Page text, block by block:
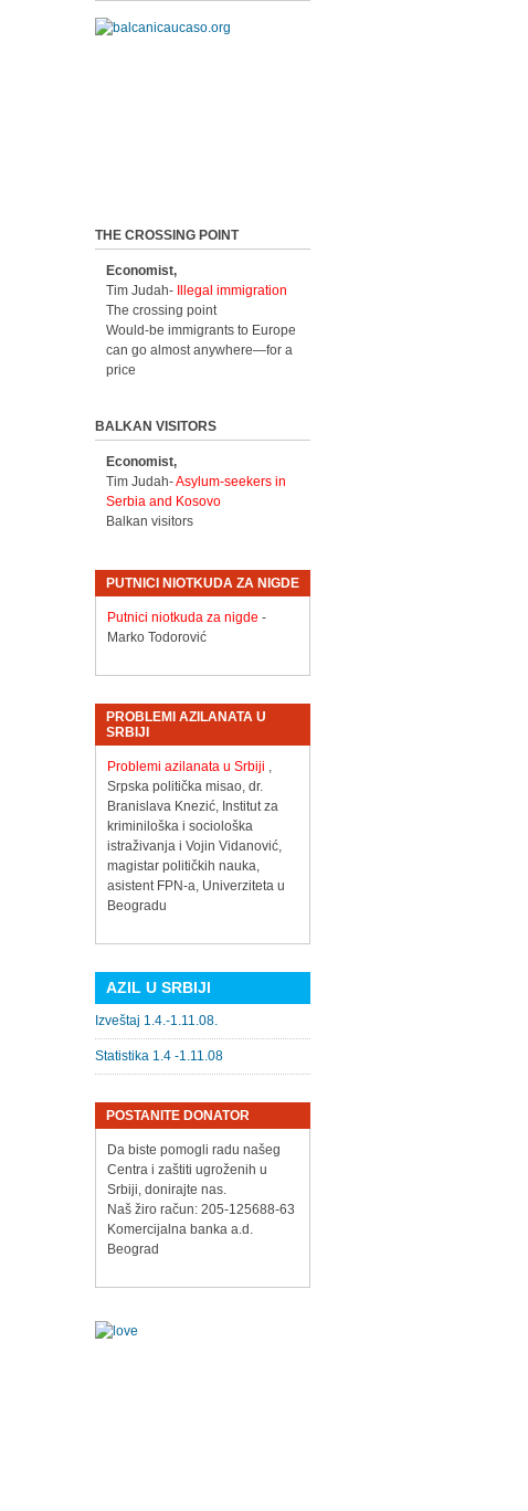
THE CROSSING POINT
Economist,
Tim Judah-
Illegal immigration
The crossing point
Would-be immigrants to Europe
can go almost anywhere—for a
price
BALKAN VISITORS
Economist,
Tim Judah-Asylum-seekers in
Serbia and Kosovo
Balkan visitors
PUTNICI NIOTKUDA ZA NIGDE
Putnici niotkuda za nigde -
Marko Todorović
PROBLEMI AZILANATA U
SRBIJI
Problemi azilanata u Srbiji ,
Srpska politička misao, dr.
Branislava Knezić, Institut za
kriminiloška i sociološka
istraživanja i Vojin Vidanović,
magistar političkih nauka,
asistent FPN-a, Univerziteta u
Beogradu
AZIL U SRBIJI
Izveštaj 1.4.-1.11.08.
Statistika 1.4 -1.11.08
POSTANITE DONATOR
Da biste pomogli radu našeg
Centra i zaštiti ugroženih u
Srbiji, donirajte nas.
Naš žiro račun: 205-125688-63
Komercijalna banka a.d.
Beograd